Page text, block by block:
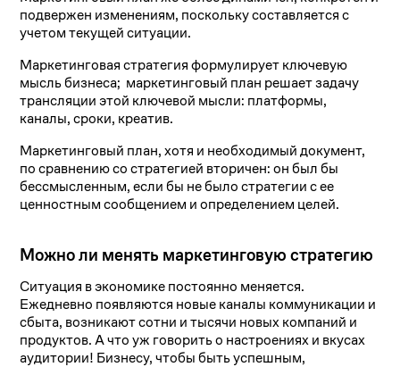
подвержен изменениям, поскольку составляется с
учетом текущей ситуации.
Маркетинговая стратегия формулирует ключевую
мысль бизнеса; маркетинговый план решает задачу
трансляции этой ключевой мысли: платформы,
каналы, сроки, креатив.
Маркетинговый план, хотя и необходимый документ,
по сравнению со стратегией вторичен: он был бы
бессмысленным, если бы не было стратегии с ее
ценностным сообщением и определением целей.
Можно ли менять маркетинговую стратегию
Ситуация в экономике постоянно меняется.
Ежедневно появляются новые каналы коммуникации и
сбыта, возникают сотни и тысячи новых компаний и
продуктов. А что уж говорить о настроениях и вкусах
аудитории! Бизнесу, чтобы быть успешным,